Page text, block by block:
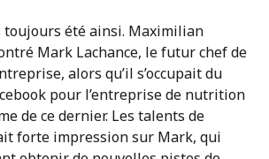
toujours été ainsi. Maximilian
Mark Lachance, le futur chef de
alors qu’il s’occupait du
pour l’entreprise de nutrition
de ce dernier. Les talents de
forte impression sur Mark, qui